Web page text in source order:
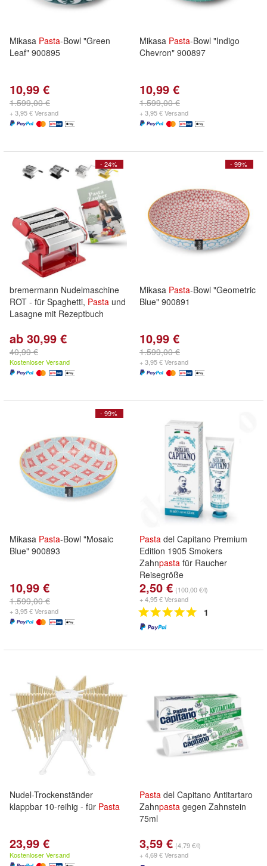
Mikasa Pasta-Bowl "Green
Leaf" 900895
10,99 €
1.599,00 €
+ 3,95 € Versand
Mikasa Pasta-Bowl "Indigo
Chevron" 900897
10,99 €
1.599,00 €
+ 3,95 € Versand
- 24%
bremermann Nudelmaschine
ROT - für Spaghetti, Pasta und
Lasagne mit Rezeptbuch
ab 30,99 €
40,99 €
Kostenloser Versand
- 99%
Mikasa Pasta-Bowl "Geometric
Blue" 900891
10,99 €
1.599,00 €
+ 3,95 € Versand
- 99%
Mikasa Pasta-Bowl "Mosaic
Blue" 900893
10,99 €
1.599,00 €
+ 3,95 € Versand
Pasta del Capitano Premium
Edition 1905 Smokers
Zahnpasta für Raucher
Reisegröße
2,50 € (100,00 €/l)
+ 4,95 € Versand
1
Nudel-Trockenständer
klappbar 10-reihig - für Pasta
23,99 €
Kostenloser Versand
Pasta del Capitano Antitartaro
Zahnpasta gegen Zahnstein
75ml
3,59 € (4,79 €/l)
+ 4,69 € Versand